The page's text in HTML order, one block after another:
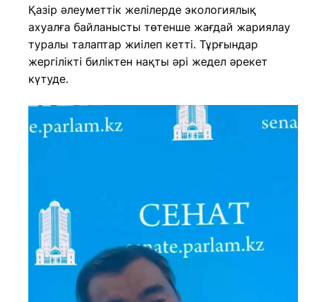
Қазір әлеуметтік желілерде экологиялық
ахуалға байланысты төтенше жағдай жариялау
туралы талаптар жиілеп кетті. Тұрғындар
жергілікті биліктен нақты әрі жедел әрекет
күтуде.